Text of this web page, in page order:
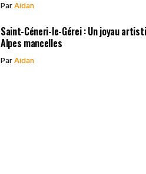
Par Aidan
Saint-Céneri-le-Gérei : Un joyau
Alpes mancelles
Par Aidan